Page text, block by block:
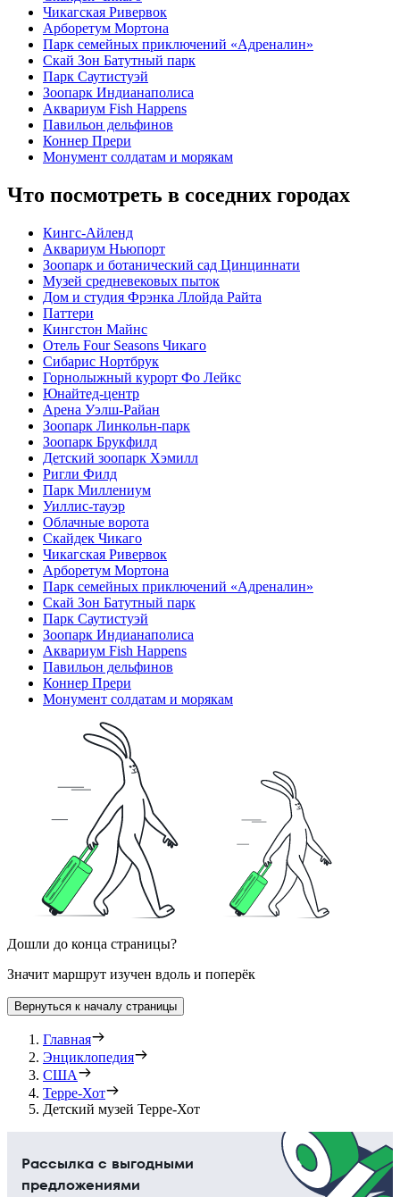
Чикагская Ривервок
Арборетум Мортона
Парк семейных приключений «Адреналин»
Скай Зон Батутный парк
Парк Саутистуэй
Зоопарк Индианаполиса
Аквариум Fish Happens
Павильон дельфинов
Коннер Прери
Монумент солдатам и морякам
Что посмотреть в соседних городах
Кингс-Айленд
Аквариум Ньюпорт
Зоопарк и ботанический сад Цинциннати
Музей средневековых пыток
Дом и студия Фрэнка Ллойда Райта
Паттери
Кингстон Майнс
Отель Four Seasons Чикаго
Сибарис Нортбрук
Горнолыжный курорт Фо Лейкс
Юнайтед-центр
Арена Уэлш-Райан
Зоопарк Линкольн-парк
Зоопарк Брукфилд
Детский зоопарк Хэмилл
Ригли Филд
Парк Миллениум
Уиллис-тауэр
Облачные ворота
Скайдек Чикаго
Чикагская Ривервок
Арборетум Мортона
Парк семейных приключений «Адреналин»
Скай Зон Батутный парк
Парк Саутистуэй
Зоопарк Индианаполиса
Аквариум Fish Happens
Павильон дельфинов
Коннер Прери
Монумент солдатам и морякам
Дошли до конца страницы?
Значит маршрут изучен вдоль и поперёк
Вернуться к началу страницы
Главная
Энциклопедия
США
Терре-Хот
Детский музей Терре-Хот
Рассылка с выгодными
предложениями